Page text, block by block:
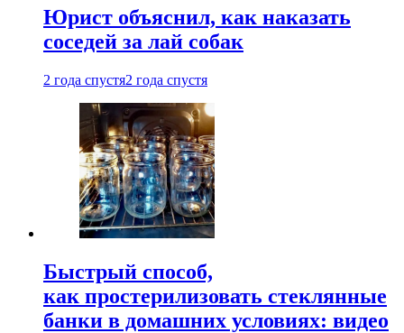
Юрист объяснил, как наказать
соседей за лай собак
2 года спустя2 года спустя
Быстрый способ,
как простерилизовать стеклянные
банки в домашних условиях: видео